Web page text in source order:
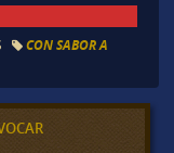
CON SABOR A